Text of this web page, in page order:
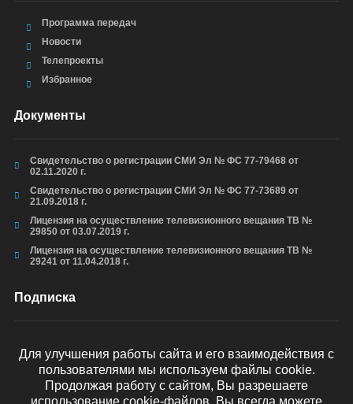
Программа передач
Новости
Телепроекты
Избранное
Документы
Свидетельство о регистрации СМИ Эл № ФС 77-79468 от
02.11.2020 г.
Свидетельство о регистрации СМИ Эл № ФС 77-73689 от
21.09.2018 г.
Лицензия на осуществление телевизионного вещания ТВ №
29850 от 03.07.2019 г.
Лицензия на осуществление телевизионного вещания ТВ №
29241 от 11.04.2018 г.
Подписка
ОТПРАВИТЬ
Для улучшения работы сайта и его взаимодействия с
пользователями мы используем файлы cookie.
Продолжая работу с сайтом, Вы разрешаете
использование cookie-файлов. Вы всегда можете